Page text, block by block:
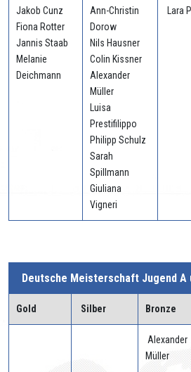
Jakob Cunz
Fiona Rotter
Jannis Staab
Melanie
Deichmann
Ann-Christin
Dorow
Nils Hausner
Colin Kissner
Alexander
Müller
Luisa
Prestifilippo
Philipp Schulz
Sarah
Spillmann
Giuliana
Vigneri
Lara
Deutsche Meisterschaft Jugend A
Gold Silber Bronze
Alexander
Müller